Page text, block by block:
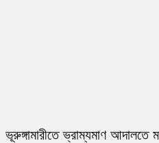
ভূরুঙ্গামারীতে ভ্রাম্যমাণ আদালতে